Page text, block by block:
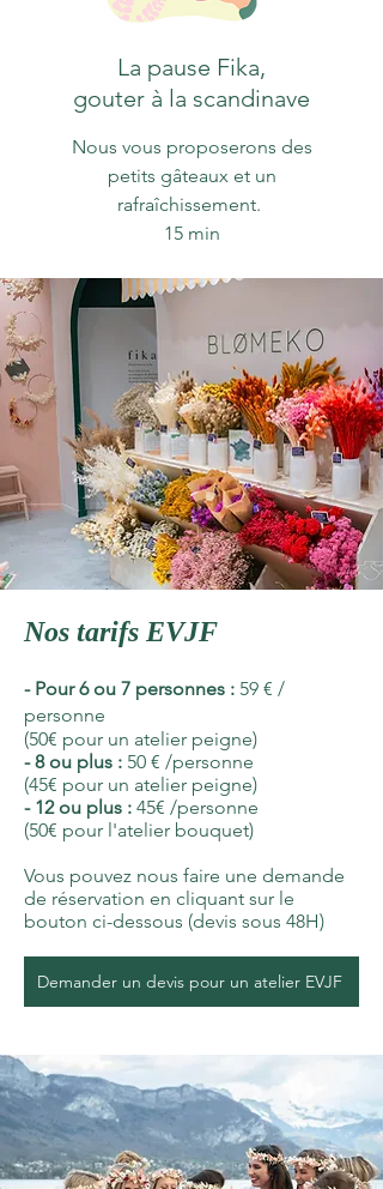
La pause Fika,
gouter à la scandinave
Nous vous proposerons des
petits gâteaux et un
rafraîchissement.
15 min
Nos tarifs EVJF
- Pour 6 ou 7 personnes : 59 € /
personne
(50€ pour un atelier peigne)
- 8 ou plus : 50 € /personne
(45€ pour un atelier peigne)
- 12 ou plus : 45€ /personne
(50€ pour l'atelier bouquet)
Vous pouvez nous faire une demande
de réservation en cliquant sur le
bouton ci-dessous (devis sous 48H)
Demander un devis pour un atelier EVJF